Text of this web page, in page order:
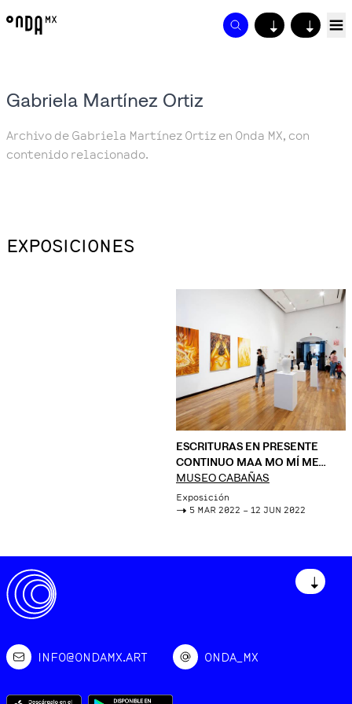
↓ ↓
Gabriela Martínez Ortiz
Archivo de Gabriela Martínez Ortiz en Onda MX, con
contenido relacionado.
EXPOSICIONES
ESCRITURAS EN PRESENTE
CONTINUO MAA MO MÍ ME
MUU
MUSEO CABAÑAS
Exposición
-> 5 MAR 2022 – 12 JUN 2022
↓
INFO@ONDAMX.ART ONDA_MX